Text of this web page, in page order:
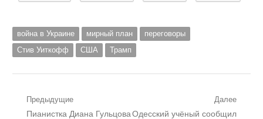
война в Украине мирный план
переговоры
Стив Уиткофф
США Трамп
Навигация
Предыдущие
Предыдущий
Пианистка Диана Гульцова
Далее
Следующий
Одесский учёный сообщил